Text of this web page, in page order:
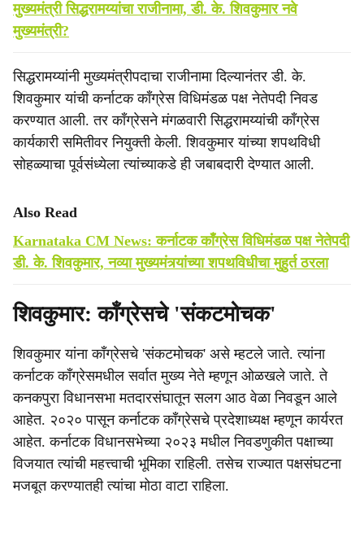
मुख्यमंत्री सिद्धरामय्यांचा राजीनामा, डी. के. शिवकुमार नवे
मुख्यमंत्री?
सिद्धरामय्यांनी मुख्यमंत्रीपदाचा राजीनामा दिल्यानंतर डी. के.
शिवकुमार यांची कर्नाटक काँग्रेस विधिमंडळ पक्ष नेतेपदी निवड
करण्यात आली. तर काँग्रेसने मंगळवारी सिद्धरामय्यांची काँग्रेस
कार्यकारी समितीवर नियुक्ती केली. शिवकुमार यांच्या शपथविधी
सोहळ्याचा पूर्वसंध्येला त्यांच्याकडे ही जबाबदारी देण्यात आली.
Also Read
Karnataka CM News: कर्नाटक काँग्रेस विधिमंडळ पक्ष नेतेपदी
डी. के. शिवकुमार, नव्या मुख्यमंत्र्यांच्या शपथविधीचा मुहुर्त ठरला
शिवकुमार: काँग्रेसचे 'संकटमोचक'
शिवकुमार यांना काँग्रेसचे 'संकटमोचक' असे म्हटले जाते. त्यांना
कर्नाटक काँग्रेसमधील सर्वात मुख्य नेते म्हणून ओळखले जाते. ते
कनकपुरा विधानसभा मतदारसंघातून सलग आठ वेळा निवडून आले
आहेत. २०२० पासून कर्नाटक काँग्रेसचे प्रदेशाध्यक्ष म्हणून कार्यरत
आहेत. कर्नाटक विधानसभेच्या २०२३ मधील निवडणुकीत पक्षाच्या
विजयात त्यांची महत्त्वाची भूमिका राहिली. तसेच राज्यात पक्षसंघटना
मजबूत करण्यातही त्यांचा मोठा वाटा राहिला.